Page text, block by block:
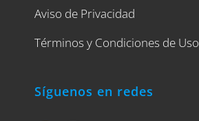
Aviso de Privacidad
Términos y Condiciones de Uso
Síguenos en redes